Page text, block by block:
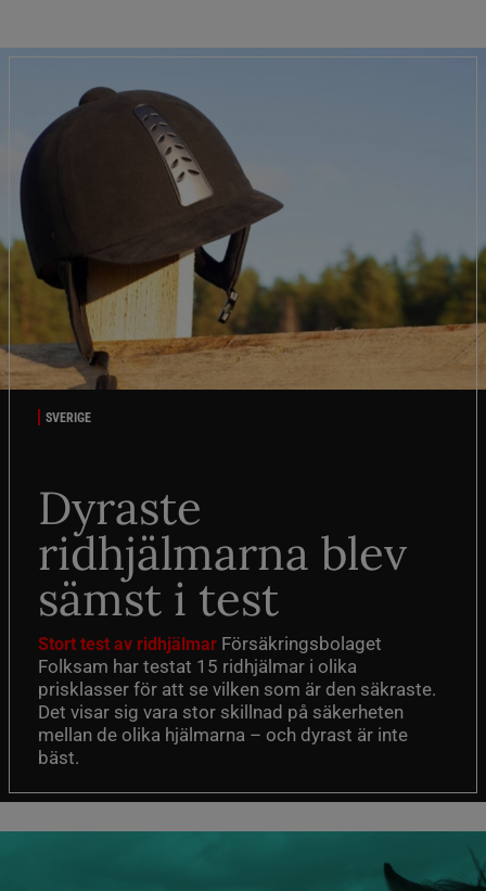
SVERIGE
Dyraste
ridhjälmarna blev
sämst i test
Stort test av ridhjälmar Försäkringsbolaget
Folksam har testat 15 ridhjälmar i olika
prisklasser för att se vilken som är den säkraste.
Det visar sig vara stor skillnad på säkerheten
mellan de olika hjälmarna – och dyrast är inte
bäst.